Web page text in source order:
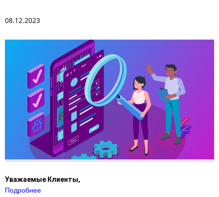
08.12.2023
Уважаемые Клиенты,
Подробнее